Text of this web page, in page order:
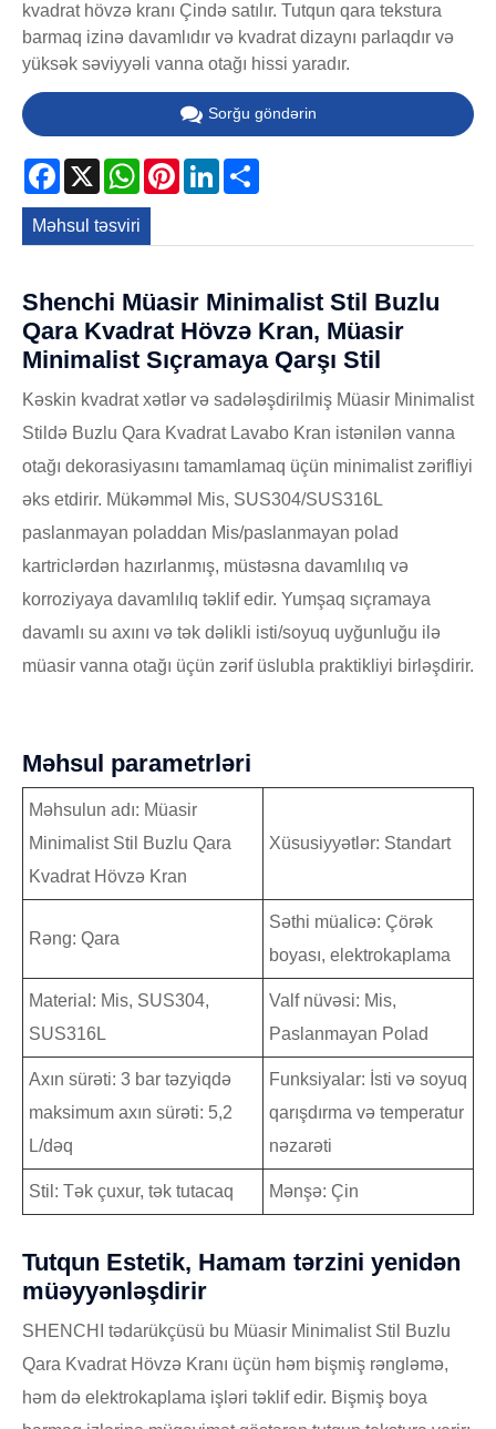
kvadrat hövzə kranı Çində satılır. Tutqun qara tekstura
barmaq izinə davamlıdır və kvadrat dizaynı parlaqdır və
yüksək səviyyəli vanna otağı hissi yaradır.
Sorğu göndərin
Facebook
X WhatsApp
PinterestLinkedIn
Məhsul təsviri
Shenchi Müasir Minimalist Stil Buzlu
Qara Kvadrat Hövzə Kran, Müasir
Minimalist Sıçramaya Qarşı Stil
Kəskin kvadrat xətlər və sadələşdirilmiş Müasir Minimalist
Stildə Buzlu Qara Kvadrat Lavabo Kran istənilən vanna
otağı dekorasiyasını tamamlamaq üçün minimalist zərifliyi
əks etdirir. Mükəmməl Mis, SUS304/SUS316L
paslanmayan poladdan Mis/paslanmayan polad
kartriclərdən hazırlanmış, müstəsna davamlılıq və
korroziyaya davamlılıq təklif edir. Yumşaq sıçramaya
davamlı su axını və tək dəlikli isti/soyuq uyğunluğu ilə
müasir vanna otağı üçün zərif üslubla praktikliyi birləşdirir.
Məhsul parametrləri
Məhsulun adı: Müasir
Minimalist Stil Buzlu Qara
Kvadrat Hövzə Kran
Xüsusiyyətlər: Standart
Rəng: Qara
Səthi müalicə: Çörək
boyası, elektrokaplama
Material: Mis, SUS304,
SUS316L
Valf nüvəsi: Mis,
Paslanmayan Polad
Axın sürəti: 3 bar təzyiqdə
maksimum axın sürəti: 5,2
L/dəq
Funksiyalar: İsti və soyuq
qarışdırma və temperatur
nəzarəti
Stil: Tək çuxur, tək tutacaq Mənşə: Çin
Tutqun Estetik, Hamam tərzini yenidən
müəyyənləşdirir
SHENCHI tədarükçüsü bu Müasir Minimalist Stil Buzlu
Qara Kvadrat Hövzə Kranı üçün həm bişmiş rəngləmə,
həm də elektrokaplama işləri təklif edir. Bişmiş boya